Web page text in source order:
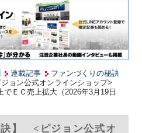
連載記事
ファンづくりの秘訣
ョン公式オンラインショップ>
ＥＣ売上拡大（2026年3月19日
訣】 <ピジョン公式オ